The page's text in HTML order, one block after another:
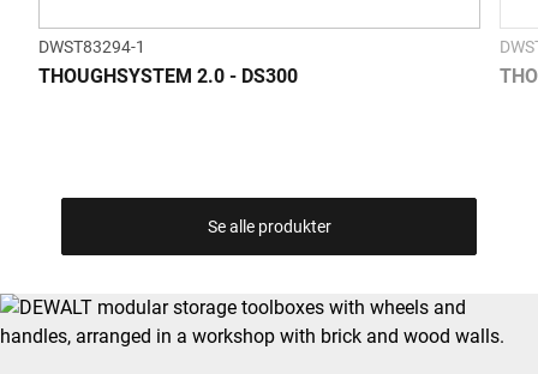
DWST83294-1
THOUGHSYSTEM 2.0 - DS300
Se alle produkter